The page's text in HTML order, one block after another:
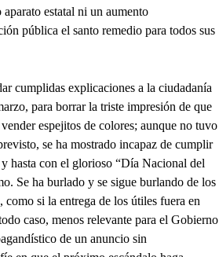
estatal ni un aumento
pública el santo remedio para todos sus
cumplidas explicaciones a la ciudadanía
para borrar la triste impresión de que
espejitos de colores; aunque no tuvo
se ha mostrado incapaz de cumplir
hasta con el glorioso “Día Nacional del
Se ha burlado y se sigue burlando de los
como si la entrega de los útiles fuera en
caso, menos relevante para el Gobierno
de un anuncio sin